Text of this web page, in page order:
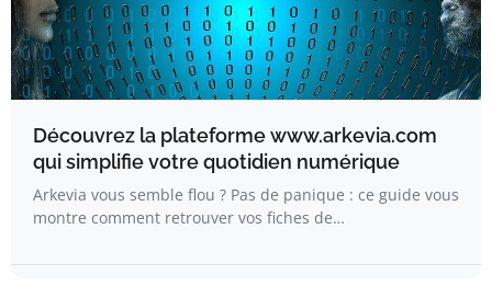
Découvrez la plateforme www.arkevia.com
qui simplifie votre quotidien numérique
Arkevia vous semble flou ? Pas de panique : ce guide vous
montre comment retrouver vos fiches de…